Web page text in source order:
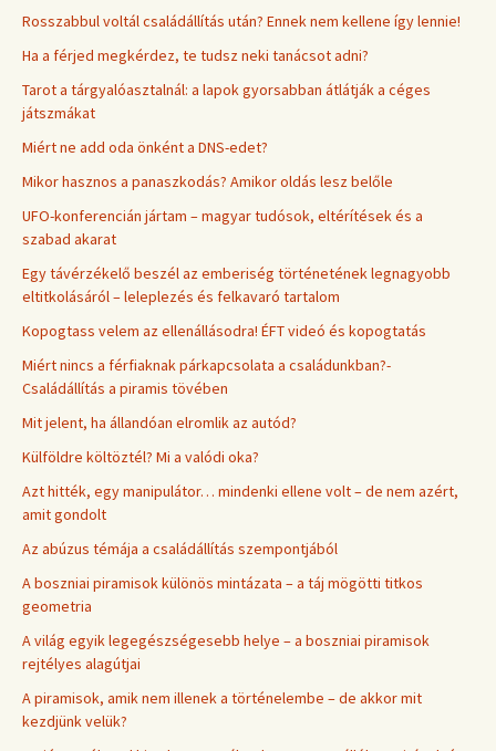
Rosszabbul voltál családállítás után? Ennek nem kellene így lennie!
Ha a férjed megkérdez, te tudsz neki tanácsot adni?
Tarot a tárgyalóasztalnál: a lapok gyorsabban átlátják a céges
játszmákat
Miért ne add oda önként a DNS-edet?
Mikor hasznos a panaszkodás? Amikor oldás lesz belőle
UFO-konferencián jártam – magyar tudósok, eltérítések és a
szabad akarat
Egy távérzékelő beszél az emberiség történetének legnagyobb
eltitkolásáról – leleplezés és felkavaró tartalom
Kopogtass velem az ellenállásodra! ÉFT videó és kopogtatás
Miért nincs a férfiaknak párkapcsolata a családunkban?-
Családállítás a piramis tövében
Mit jelent, ha állandóan elromlik az autód?
Külföldre költöztél? Mi a valódi oka?
Azt hitték, egy manipulátor… mindenki ellene volt – de nem azért,
amit gondolt
Az abúzus témája a családállítás szempontjából
A boszniai piramisok különös mintázata – a táj mögötti titkos
geometria
A világ egyik legegészségesebb helye – a boszniai piramisok
rejtélyes alagútjai
A piramisok, amik nem illenek a történelembe – de akkor mit
kezdjünk velük?